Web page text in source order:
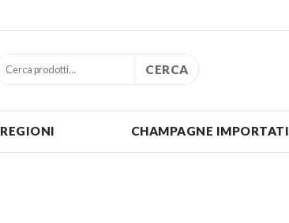
CERCA
REGIONI CHAMPAGNE IMPORTATI